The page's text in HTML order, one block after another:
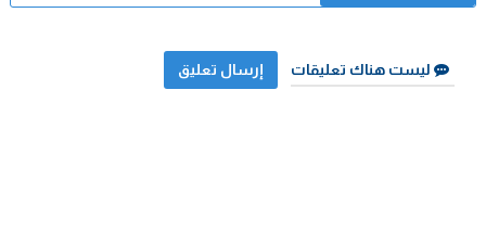
ليست هناك تعليقات إرسال تعليق